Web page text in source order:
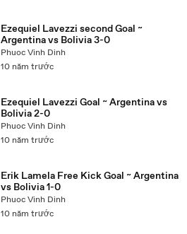
Ezequiel Lavezzi second Goal ~
Argentina vs Bolivia 3-0
Phuoc Vinh Dinh
10 năm trước
Ezequiel Lavezzi Goal ~ Argentina vs
Bolivia 2-0
Phuoc Vinh Dinh
10 năm trước
Erik Lamela Free Kick Goal ~ Argentina
vs Bolivia 1-0
Phuoc Vinh Dinh
10 năm trước